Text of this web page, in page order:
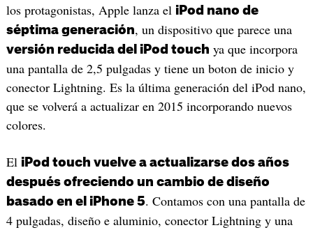
los protagonistas, Apple lanza el iPod nano de
séptima generación, un dispositivo que parece una
versión reducida del iPod touch ya que incorpora
una pantalla de 2,5 pulgadas y tiene un boton de inicio y
conector Lightning. Es la última generación del iPod nano,
que se volverá a actualizar en 2015 incorporando nuevos
colores.
El iPod touch vuelve a actualizarse dos años
después ofreciendo un cambio de diseño
basado en el iPhone 5. Contamos con una pantalla de
4 pulgadas, diseño e aluminio, conector Lightning y una